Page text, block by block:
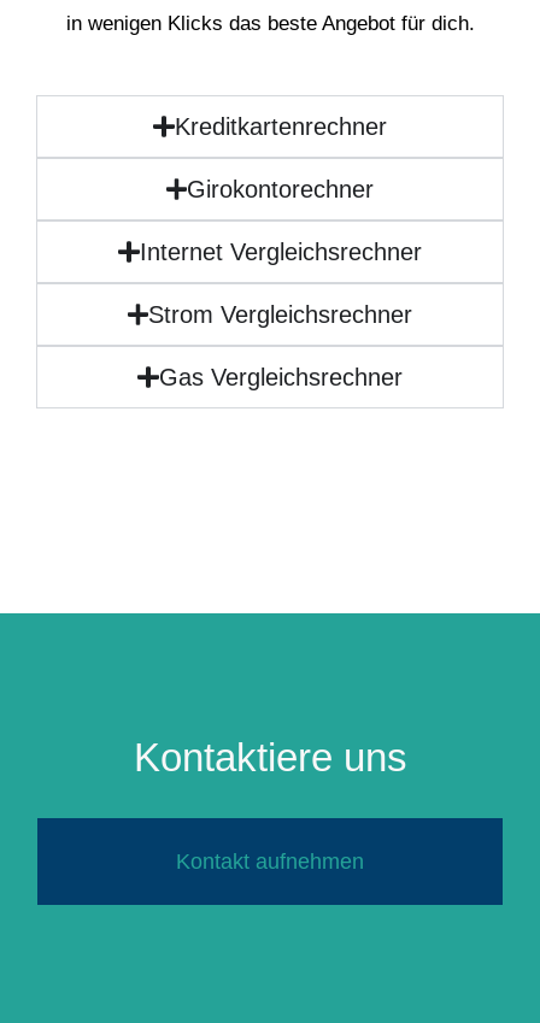
in wenigen Klicks das beste Angebot für dich.
Kreditkartenrechner
Girokontorechner
Internet Vergleichsrechner
Strom Vergleichsrechner
Gas Vergleichsrechner
Kontaktiere uns
Kontakt aufnehmen